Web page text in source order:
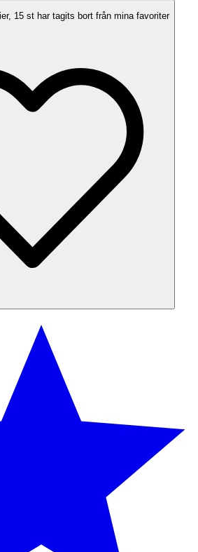
15 st har tagits bort från mina favoriter